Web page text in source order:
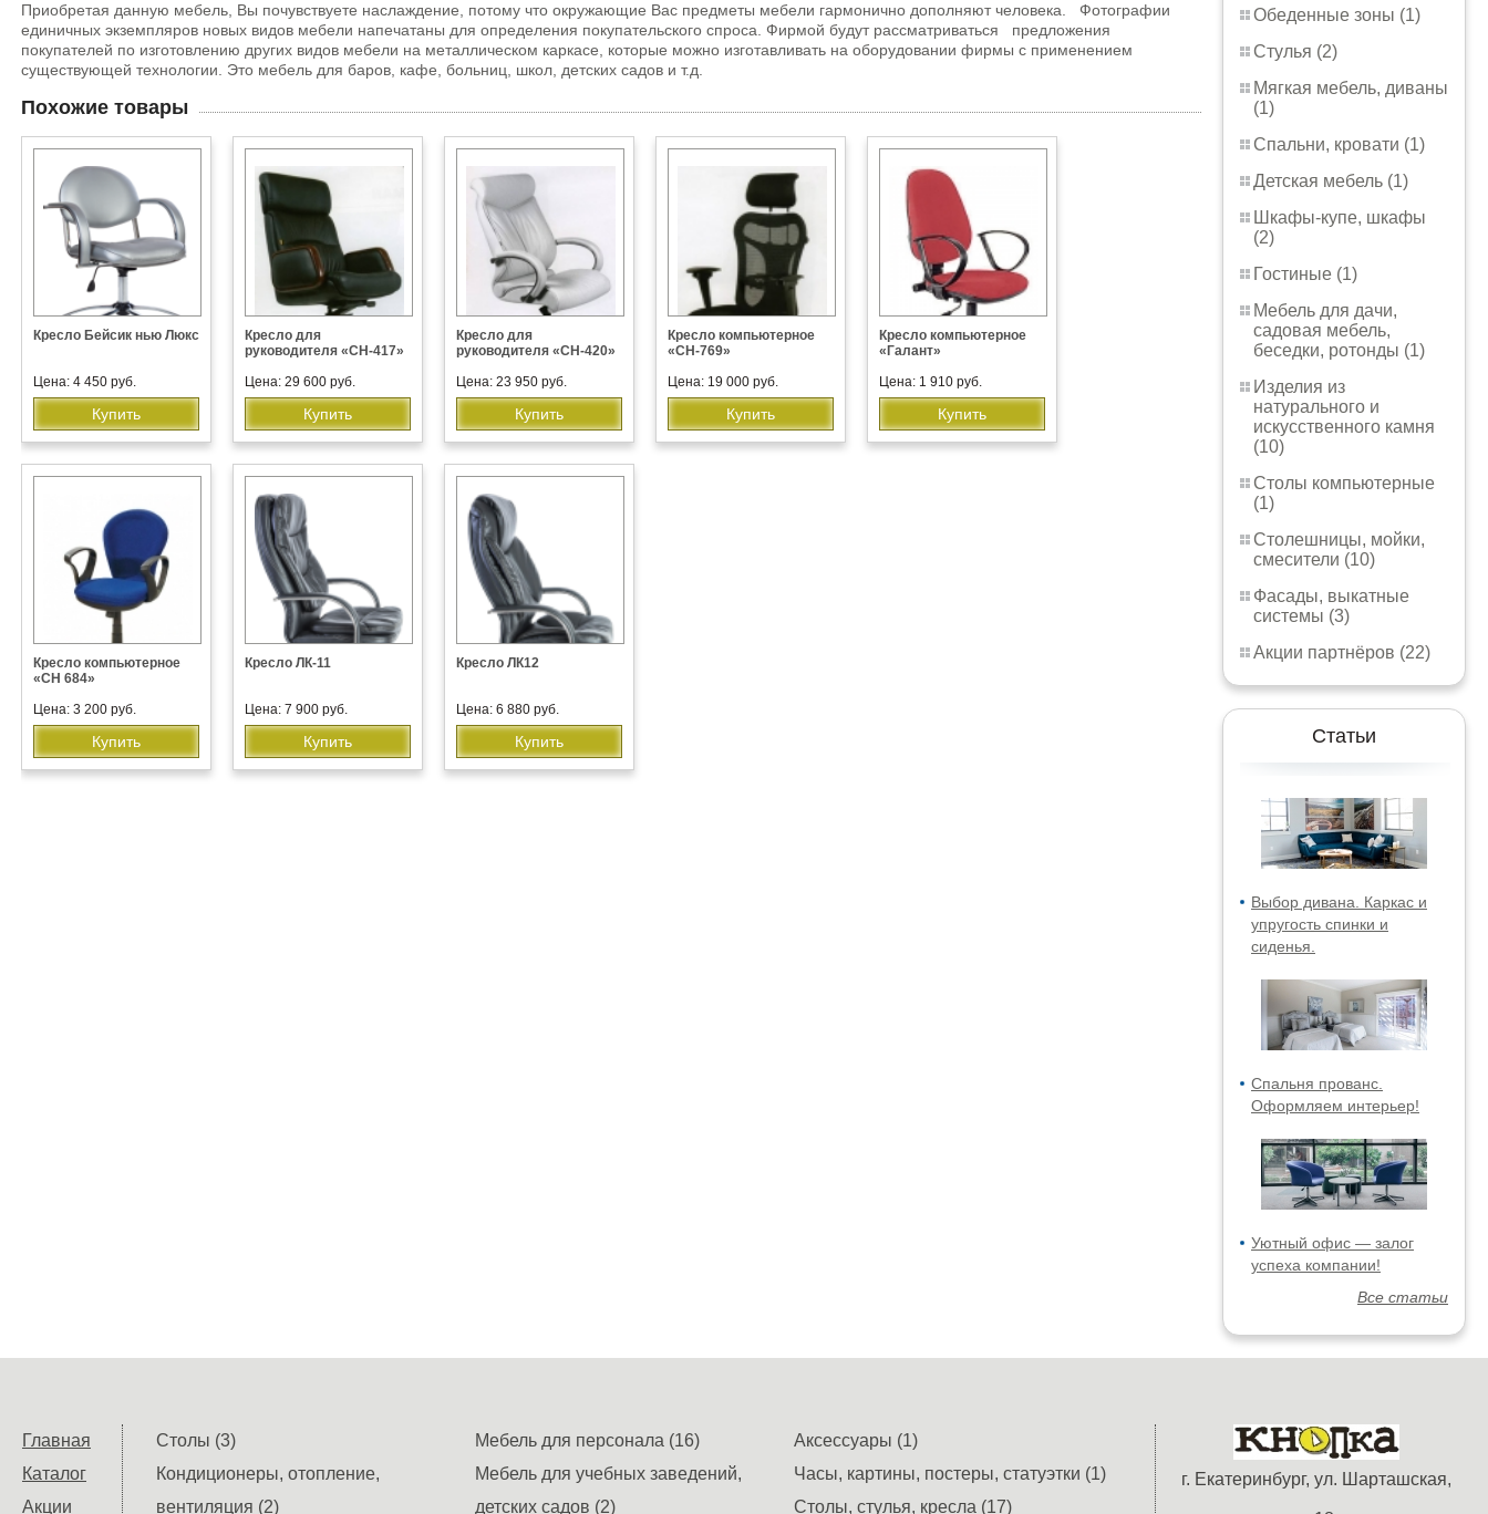
Обеденные зоны (1)
Стулья (2)
Мягкая мебель, диваны
(1)
Спальни, кровати (1)
Детская мебель (1)
Шкафы-купе, шкафы
(2)
Гостиные (1)
Мебель для дачи,
садовая мебель,
беседки, ротонды (1)
Изделия из
натурального и
искусственного камня
(10)
Столы компьютерные
(1)
Столешницы, мойки,
смесители (10)
Фасады, выкатные
системы (3)
Акции партнёров (22)
Статьи
Выбор дивана. Каркас и
упругость спинки и
сиденья.
Спальня прованс.
Оформляем интерьер!
Уютный офис — залог
успеха компании!
Все статьи
Приобретая данную мебель, Вы почувствуете наслаждение, потому что окружающие Вас предметы мебели гармонично дополняют человека. Фотографии
единичных экземпляров новых видов мебели напечатаны для определения покупательского спроса. Фирмой будут рассматриваться предложения
покупателей по изготовлению других видов мебели на металлическом каркасе, которые можно изготавливать на оборудовании фирмы с применением
существующей технологии. Это мебель для баров, кафе, больниц, школ, детских садов и т.д.
Похожие товары
Кресло Бейсик нью Люкс
Цена: 4 450 руб.
Купить
Кресло для
руководителя «CH-417»
Цена: 29 600 руб.
Купить
Кресло для
руководителя «CH-420»
Цена: 23 950 руб.
Купить
Кресло компьютерное
«CH-769»
Цена: 19 000 руб.
Купить
Кресло компьютерное
«Галант»
Цена: 1 910 руб.
Купить
Кресло компьютерное
«СH 684»
Цена: 3 200 руб.
Купить
Кресло ЛК-11
Цена: 7 900 руб.
Купить
Кресло ЛК12
Цена: 6 880 руб.
Купить
Главная
Каталог
Акции
г. Екатеринбург, ул. Шарташская,
Столы (3) Мебель для персонала (16)
Аксессуары (1)
Кондиционеры, отопление,
вентиляция (2)
Мебель для учебных заведений,
детских садов (2)
Часы, картины, постеры, статуэтки (1)
Столы, стулья, кресла (17)